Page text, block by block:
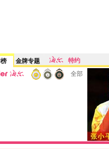
金牌专题 特约
全部